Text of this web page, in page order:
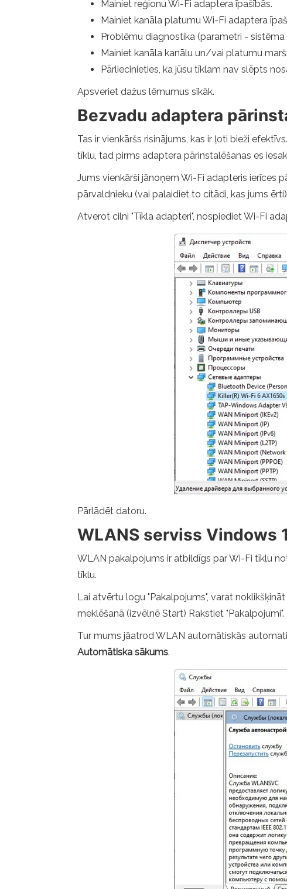
Mainiet reģionu Wi-Fi adaptera īpašībās.
Mainiet kanāla platumu Wi-Fi adaptera
Problēmu diagnostika (parametri -
Mainiet kanāla kanālu un/vai platumu
Pārliecinieties, ka jūsu tīklam nav slēpts
Apsveriet dažus lēmumus sīkāk.
Bezvadu adaptera
Tas ir vienkāršs risinājums, kas ir ļoti bieži
tīklu, tad pirms adaptera pārinstalēšanas es
Jums vienkārši jānoņem Wi-Fi adapteris ierīces
pārvaldnieku (vai palaidiet to citādi, kas jums
Atverot cilni "Tīkla adapteri", nospiediet Wi-Fi
Pārlādēt datoru.
WLANS serviss Vindows
WLAN pakalpojums ir atbildīgs par Wi-Fi tīklu
tīklu.
Lai atvērtu logu "Pakalpojums", varat
meklēšanā (izvēlnē Start) Rakstiet "Pakalpojumi".
Tur mums jāatrod WLAN automātiskās
Automātiska sākums.